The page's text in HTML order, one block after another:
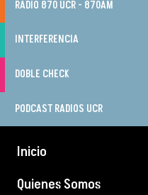
RADIO 870 UCR - 870AM
INTERFERENCIA
DOBLE CHECK
PODCAST RADIOS UCR
Inicio
Quienes Somos